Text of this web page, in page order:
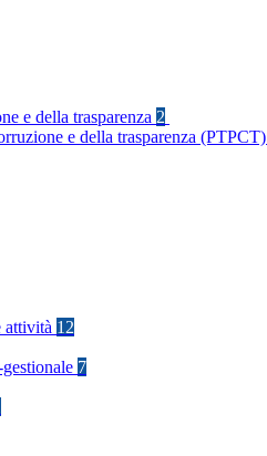
e della trasparenza 2
e della trasparenza (PTPCT)
attività 12
7